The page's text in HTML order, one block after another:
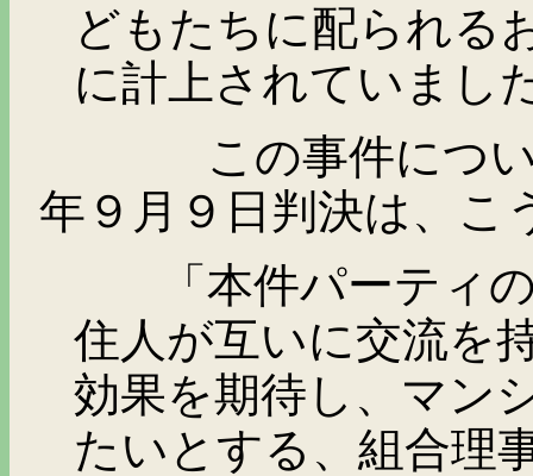
どもたちに配られる
に計上されていまし
この事件について
年９月９日判決は、こ
「本件パーティの
住人が互いに交流を
効果を期待し、マン
たいとする、組合理